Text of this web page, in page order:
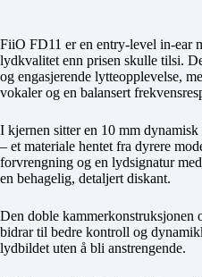
FiiO FD11 er en entry-level in-ear
lydkvalitet enn prisen skulle tilsi.
og engasjerende lytteopplevelse,
vokaler og en balansert
I kjernen sitter en 10 mm
– et materiale hentet fra dyrere
forvrengning og en lydsignatur
en behagelig, detaljert diskant.
Den doble kammerkonstruksjonen
bidrar til bedre kontroll og
lydbildet uten å bli anstrengende.